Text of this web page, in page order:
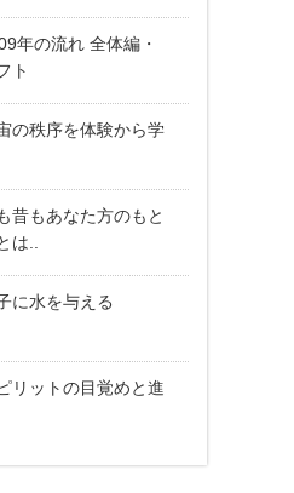
年の流れ 全体編・
ト
の秩序を体験から学
昔もあなた方のもと
は..
に水を与える
リットの目覚めと進